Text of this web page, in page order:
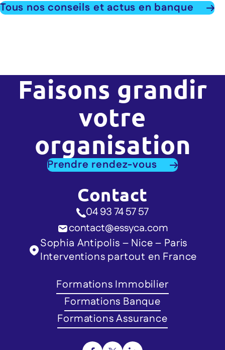
Tous nos conseils et actus en banque
Faisons grandir
votre
organisation
Prendre rendez-vous
Contact
04 93 74 57 57
contact@essyca.com
Sophia Antipolis – Nice – Paris
Interventions partout en France
Formations Immobilier
Formations Banque
Formations Assurance